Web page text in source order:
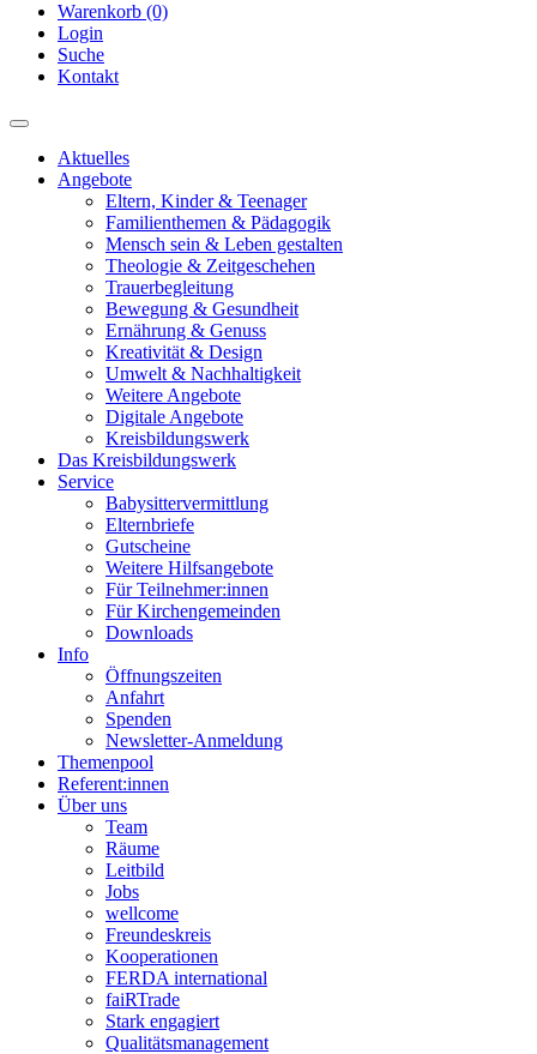
Warenkorb (0)
Login
Suche
Kontakt
Aktuelles
Angebote
Eltern, Kinder & Teenager
Familienthemen & Pädagogik
Mensch sein & Leben gestalten
Theologie & Zeitgeschehen
Trauerbegleitung
Bewegung & Gesundheit
Ernährung & Genuss
Kreativität & Design
Umwelt & Nachhaltigkeit
Weitere Angebote
Digitale Angebote
Kreisbildungswerk
Das Kreisbildungswerk
Service
Babysittervermittlung
Elternbriefe
Gutscheine
Weitere Hilfsangebote
Für Teilnehmer:innen
Für Kirchengemeinden
Downloads
Info
Öffnungszeiten
Anfahrt
Spenden
Newsletter-Anmeldung
Themenpool
Referent:innen
Über uns
Team
Räume
Leitbild
Jobs
wellcome
Freundeskreis
Kooperationen
FERDA international
faiRTrade
Stark engagiert
Qualitätsmanagement